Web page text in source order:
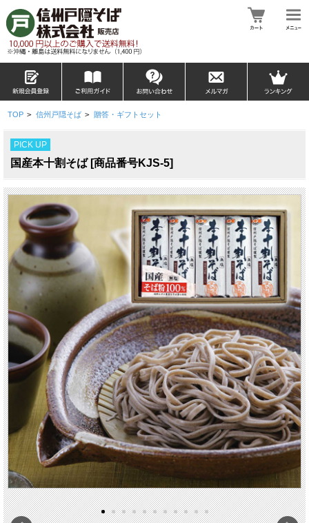
TOP > 信州戸隠そば > 贈答・ギフトセット
PICK UP
国産本十割そば [商品番号KJS-5]